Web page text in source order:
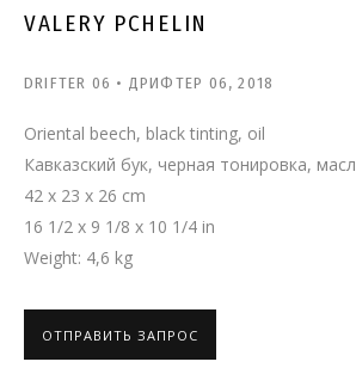
СВЯЖИТЕСЬ С НАМИ:
+7 (495) 635-02-35
ПОДПИШИТЕСЬ НА ОБНОВЛЕНИЯ
VALERY PCHELIN
DRIFTER 06 • ДРИФТЕР 06,2018
Oriental beech, black tinting, oil
Кавказский бук, черная тонировка,
42 x 23 x 26 cm
16 1/2 x 9 1/8 x 10 1/4 in
Weight: 4,6 kg
ОТПРАВИТЬ ЗАПРОС